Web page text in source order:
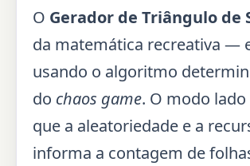
O Gerador de Triângulo de
da matemática recreativa —
usando o algoritmo
do chaos game. O modo
que a aleatoriedade e a
informa a contagem de